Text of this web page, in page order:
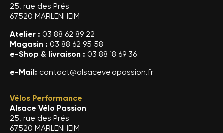
25, rue des Prés
67520 MARLENHEIM
Atelier : 03 88 62 89 22
Magasin : 03 88 62 95 58
e-Shop & livraison : 03 88 18 69 36
e-Mail: contact@alsacevelopassion.fr
Vélos Performance
Alsace Vélo Passion
25, rue des Prés
67520 MARLENHEIM